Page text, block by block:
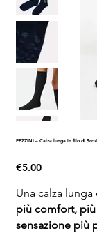
PEZZINI – Calza lunga in filo di
Price
€5.00
Una calza
più comfort,
sensazione più